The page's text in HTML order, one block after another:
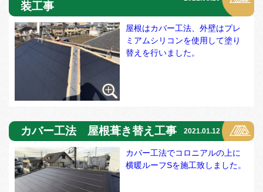
装工事
屋根はカバー工法、外壁はプレ
ミアムシリコンを使用して塗り
替えを行いました。
カバー工法 屋根葺き替え工事 2021.01.12
カバー工法でコロニアルの上に
横暖ルーフSを施工致しました。